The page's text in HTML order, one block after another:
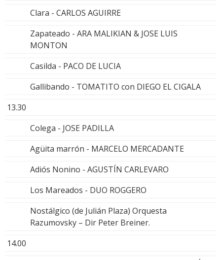
Clara - CARLOS AGUIRRE
Zapateado - ARA MALIKIAN & JOSE LUIS
MONTON
Casilda - PACO DE LUCIA
Gallibando - TOMATITO con DIEGO EL CIGALA
13.30
Colega - JOSE PADILLA
Agüita marrón - MARCELO MERCADANTE
Adiós Nonino - AGUSTÍN CARLEVARO
Los Mareados - DUO ROGGERO
Nostálgico (de Julián Plaza) Orquesta
Razumovsky – Dir Peter Breiner.
14.00